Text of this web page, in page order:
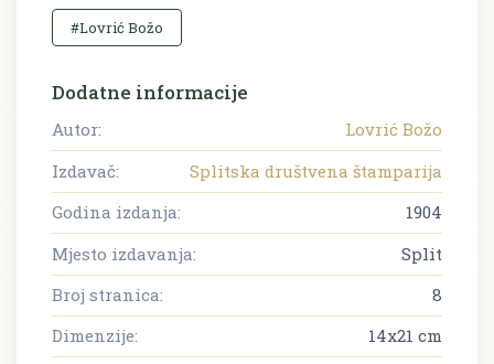
#Lovrić Božo
Dodatne informacije
Autor:
Lovrić Božo
Izdavač:
Splitska društvena štamparija
Godina izdanja:
1904
Mjesto izdavanja:
Split
Broj stranica:
8
Dimenzije:
14x21 cm